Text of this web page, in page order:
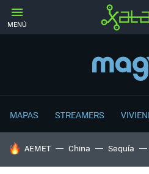
MENÚ
MAPAS STREAMERS
HOY SE HABLA DE
AEMET China Sequía